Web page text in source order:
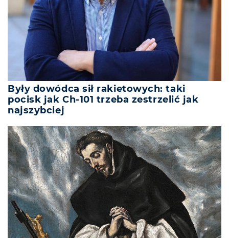
Były dowódca sił rakietowych: taki
pocisk jak Ch-101 trzeba zestrzelić jak
najszybciej